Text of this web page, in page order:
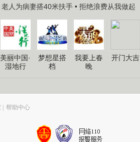
老人为病妻搭40米扶手 • 拒绝浪费从我做起
美丽中国·
湿地行
梦想星搭
档
我要上春
晚
开门大吉
| 帮助中心